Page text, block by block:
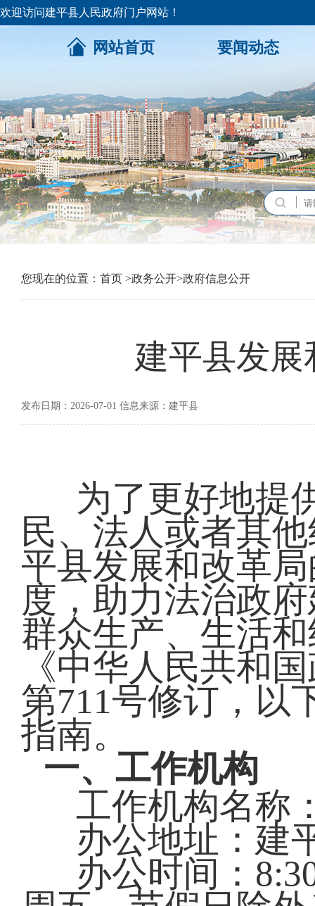
欢迎访问建平县人民政府门户网站！
网站首页 要闻动态
您现在的位置： 首页 >政务公开>政府信息公开
建平县发
发布日期：2026-07-01 信息来源：建平县
为了更好地提
民、法人或者其
平县发展和改革
度，助力法治政
群众生产、生活
《中华人民共和
第711号修订，以
指南。
一、工作机构
工作机构名称
办公地址：建
办公时间：